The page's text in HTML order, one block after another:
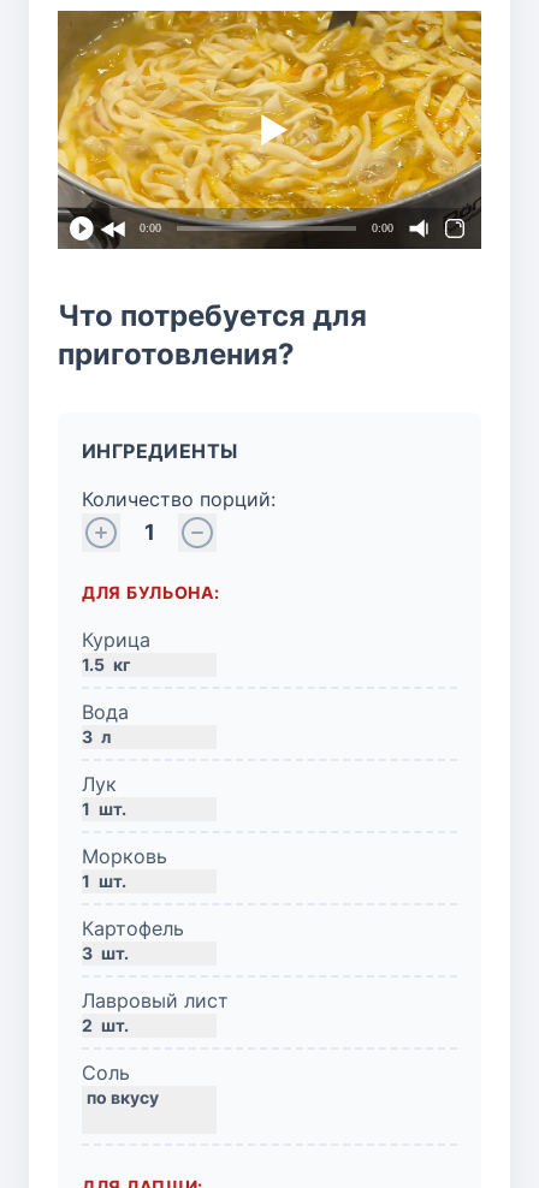
0:00 0:00
Что потребуется для
приготовления?
ИНГРЕДИЕНТЫ
Количество порций:
1
ДЛЯ БУЛЬОНА:
Курица
1.5 кг
Вода
3 л
Лук
1 шт.
Морковь
1 шт.
Картофель
3 шт.
Лавровый лист
2 шт.
Соль